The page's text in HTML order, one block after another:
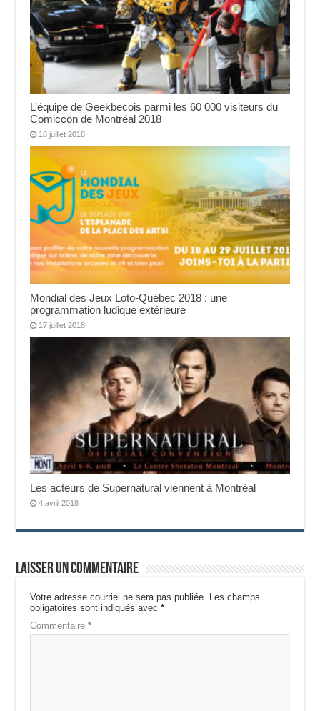
L’équipe de Geekbecois parmi les 60 000 visiteurs du
Comiccon de Montréal 2018
18 juillet 2018
Mondial des Jeux Loto-Québec 2018 : une
programmation ludique extérieure
17 juillet 2018
Les acteurs de Supernatural viennent à Montréal
4 avril 2018
Laisser un commentaire
Votre adresse courriel ne sera pas publiée. Les champs
obligatoires sont indiqués avec*
Commentaire*